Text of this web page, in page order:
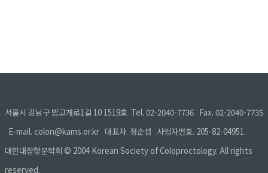
서울시 강남구 밤고개로1길 10 1519호 Tel. 02-2040-7736 Fax. 02-2040-7735
E-mail. colon@kams.or.kr 대표자. 정순섭 사업자번호. 205-82-04951
대한대장항문학회 © 2004 Korean Society of Coloproctology. All rights
reserved.